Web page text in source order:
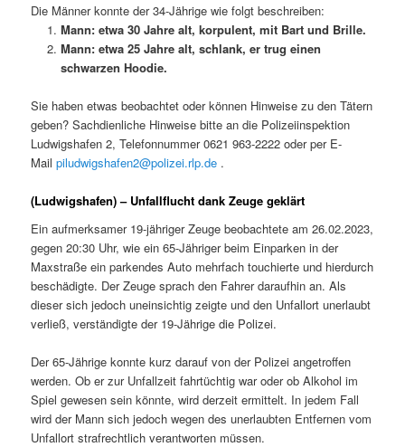
Die Männer konnte der 34-Jährige wie folgt beschreiben:
Mann: etwa 30 Jahre alt, korpulent, mit Bart und Brille.
Mann: etwa 25 Jahre alt, schlank, er trug einen
schwarzen Hoodie.
Sie haben etwas beobachtet oder können Hinweise zu den Tätern
geben? Sachdienliche Hinweise bitte an die Polizeiinspektion
Ludwigshafen 2, Telefonnummer 0621 963-2222 oder per E-
Mailpiludwigshafen2@polizei.rlp.de .
(Ludwigshafen) – Unfallflucht dank Zeuge geklärt
Ein aufmerksamer 19-jähriger Zeuge beobachtete am 26.02.2023,
gegen 20:30 Uhr, wie ein 65-Jähriger beim Einparken in der
Maxstraße ein parkendes Auto mehrfach touchierte und hierdurch
beschädigte. Der Zeuge sprach den Fahrer daraufhin an. Als
dieser sich jedoch uneinsichtig zeigte und den Unfallort unerlaubt
verließ, verständigte der 19-Jährige die Polizei.
Der 65-Jährige konnte kurz darauf von der Polizei angetroffen
werden. Ob er zur Unfallzeit fahrtüchtig war oder ob Alkohol im
Spiel gewesen sein könnte, wird derzeit ermittelt. In jedem Fall
wird der Mann sich jedoch wegen des unerlaubten Entfernen vom
Unfallort strafrechtlich verantworten müssen.